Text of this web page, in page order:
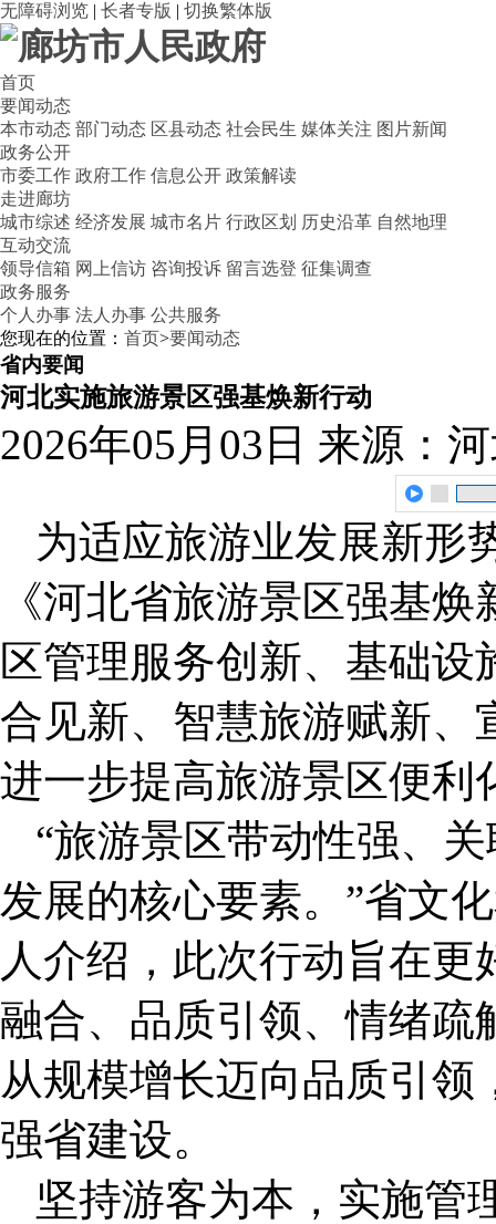
无障碍浏览 | 长者专版 | 切换繁体版
首页
要闻动态
本市动态 部门动态 区县动态 社会民生 媒体关注 图片新闻
政务公开
市委工作 政府工作 信息公开 政策解读
走进廊坊
城市综述 经济发展 城市名片 行政区划 历史沿革 自然地理
互动交流
领导信箱 网上信访 咨询投诉 留言选登 征集调查
政务服务
个人办事 法人办事 公共服务
您现在的位置： 首页>要闻动态
省内要闻
河北实施旅游景区强基焕新行动
2026年05月03日 来源：
为适应旅游业发展新形
《河北省旅游景区强基
区管理服务创新、基础
合见新、智慧旅游赋新、
进一步提高旅游景区便利
“旅游景区带动性强、
发展的核心要素。”省文
人介绍，此次行动旨在
融合、品质引领、情绪疏
从规模增长迈向品质引
强省建设。
坚持游客为本，实施管